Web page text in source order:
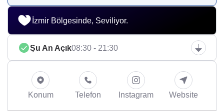
İzmir Bölgesinde, Seviliyor.
Şu An Açık08:30 - 21:30
Konum Telefon Instagram Website